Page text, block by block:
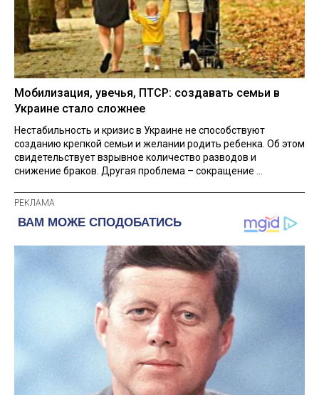
Мобилизация, увечья, ПТСР: создавать семьи в
Украине стало сложнее
Нестабильность и кризис в Украине не способствуют
созданию крепкой семьи и желании родить ребенка. Об этом
свидетельствует взрывное количество разводов и
снижение браков. Другая проблема – сокращение ...